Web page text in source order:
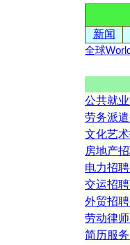
新闻
全球World
公共就
劳务派
文化艺
房地产
电力招
交运招
外贸招
劳动律
简历服